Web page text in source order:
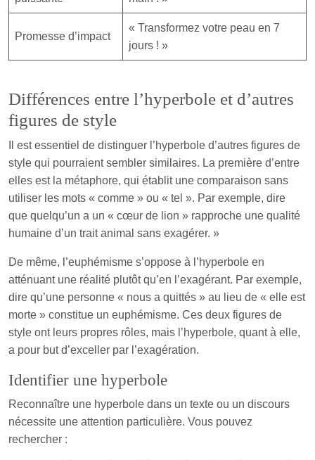
Promesse d’impact
« Transformez votre peau en 7
jours ! »
Différences entre l’hyperbole et d’autres
figures de style
Il est essentiel de distinguer l’hyperbole d’autres figures de
style qui pourraient sembler similaires. La première d’entre
elles est la métaphore, qui établit une comparaison sans
utiliser les mots « comme » ou « tel ». Par exemple, dire
que quelqu’un a un « cœur de lion » rapproche une qualité
humaine d’un trait animal sans exagérer. »
De même, l’euphémisme s’oppose à l’hyperbole en
atténuant une réalité plutôt qu’en l’exagérant. Par exemple,
dire qu’une personne « nous a quittés » au lieu de « elle est
morte » constitue un euphémisme. Ces deux figures de
style ont leurs propres rôles, mais l’hyperbole, quant à elle,
a pour but d’exceller par l’exagération.
Identifier une hyperbole
Reconnaître une hyperbole dans un texte ou un discours
nécessite une attention particulière. Vous pouvez
rechercher :